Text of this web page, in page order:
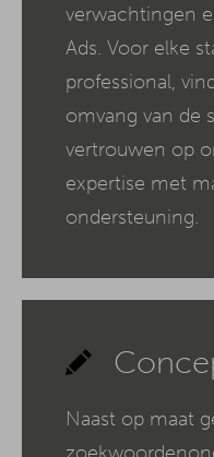
verwachtingen
Ads. Voor elke
professional,
omvang van de
vertrouwen op
expertise met
ondersteuning.
Naast op maat